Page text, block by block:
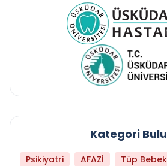
Kategori
Psikiyatri AFAZİ
Tüp Bebek